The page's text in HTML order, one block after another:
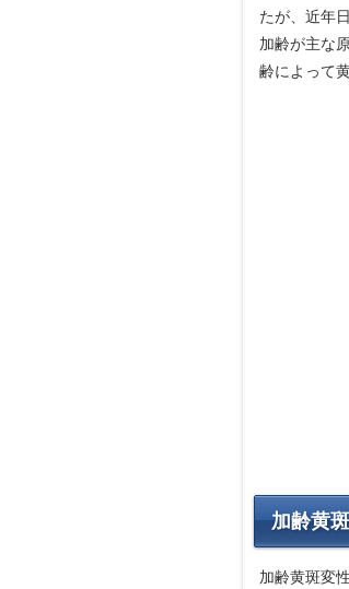
たが、近年
加齢が主な
齢によって
加齢黄
加齢黄斑変